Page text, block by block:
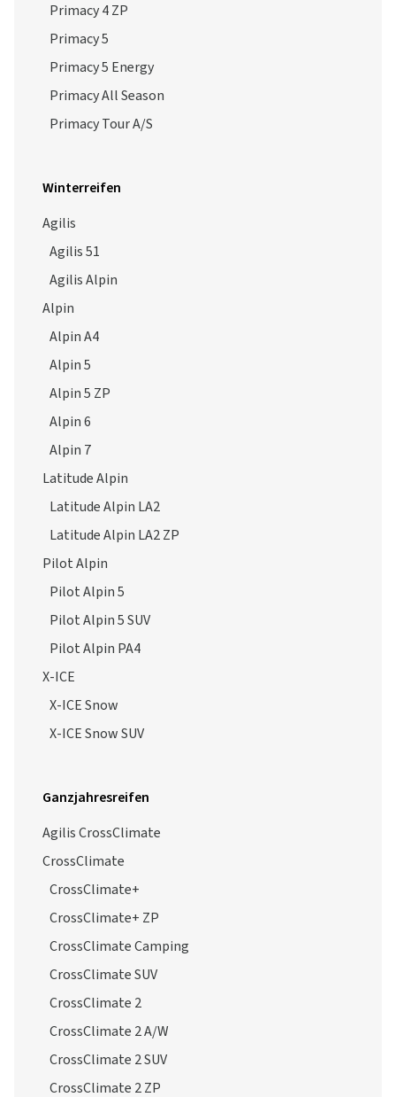
Primacy 4 ZP
Primacy 5
Primacy 5 Energy
Primacy All Season
Primacy Tour A/S
Winterreifen
Agilis
Agilis 51
Agilis Alpin
Alpin
Alpin A4
Alpin 5
Alpin 5 ZP
Alpin 6
Alpin 7
Latitude Alpin
Latitude Alpin LA2
Latitude Alpin LA2 ZP
Pilot Alpin
Pilot Alpin 5
Pilot Alpin 5 SUV
Pilot Alpin PA4
X-ICE
X-ICE Snow
X-ICE Snow SUV
Ganzjahresreifen
Agilis CrossClimate
CrossClimate
CrossClimate+
CrossClimate+ ZP
CrossClimate Camping
CrossClimate SUV
CrossClimate 2
CrossClimate 2 A/W
CrossClimate 2 SUV
CrossClimate 2 ZP